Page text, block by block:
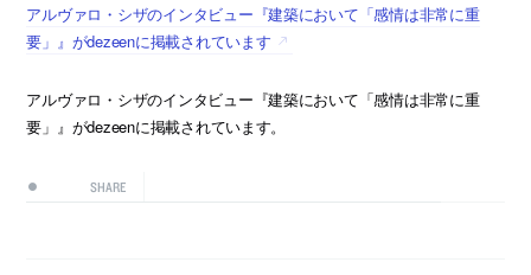
アルヴァロ・シザのインタビュー『建築において「感情は非常に重
要」』がdezeenに掲載されています
アルヴァロ・シザのインタビュー『建築において「感情は非常に重
要」』がdezeenに掲載されています。
SHARE